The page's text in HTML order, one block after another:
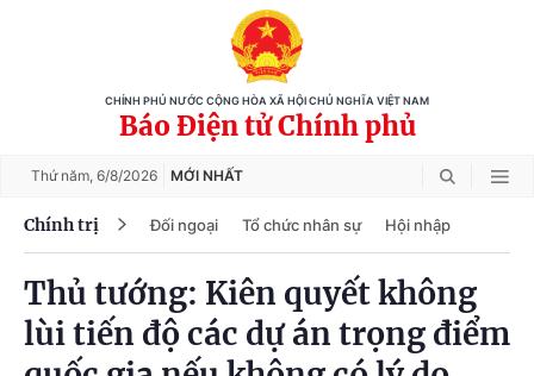
CHÍNH PHỦ NƯỚC CỘNG HÒA XÃ HỘI CHỦ NGHĨA VIỆT NAM
Báo Điện tử Chính phủ
Thứ năm, 6/8/2026 MỚI NHẤT
Chính trị Đối ngoại Tổ chức nhân sự Hội nhập
Thủ tướng: Kiên quyết không
lùi tiến độ các dự án trọng điểm